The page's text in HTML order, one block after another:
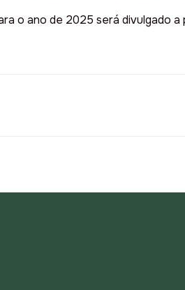
o ano de 2025 será divulgado a